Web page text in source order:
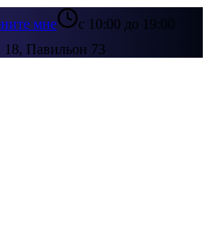
мне
с 10:00 до 19:00
Павильон 73